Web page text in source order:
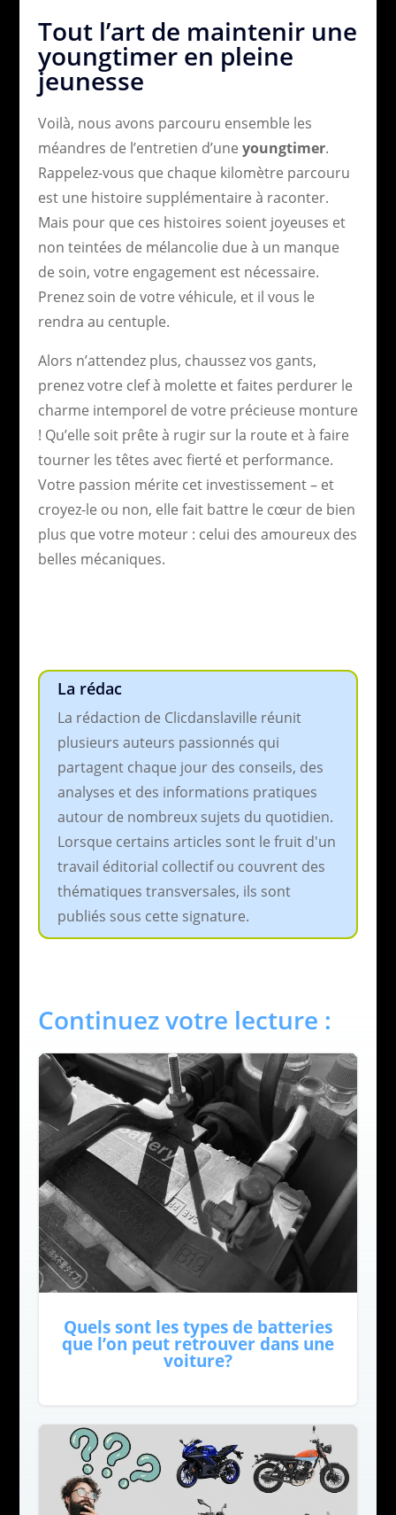
Tout l’art de maintenir une
youngtimer en pleine
jeunesse
Voilà, nous avons parcouru ensemble les
méandres de l’entretien d’une youngtimer.
Rappelez-vous que chaque kilomètre parcouru
est une histoire supplémentaire à raconter.
Mais pour que ces histoires soient joyeuses et
non teintées de mélancolie due à un manque
de soin, votre engagement est nécessaire.
Prenez soin de votre véhicule, et il vous le
rendra au centuple.
Alors n’attendez plus, chaussez vos gants,
prenez votre clef à molette et faites perdurer le
charme intemporel de votre précieuse monture
! Qu’elle soit prête à rugir sur la route et à faire
tourner les têtes avec fierté et performance.
Votre passion mérite cet investissement – et
croyez-le ou non, elle fait battre le cœur de bien
plus que votre moteur : celui des amoureux des
belles mécaniques.
La rédac
La rédaction de Clicdanslaville réunit
plusieurs auteurs passionnés qui
partagent chaque jour des conseils, des
analyses et des informations pratiques
autour de nombreux sujets du quotidien.
Lorsque certains articles sont le fruit d'un
travail éditorial collectif ou couvrent des
thématiques transversales, ils sont
publiés sous cette signature.
Continuez votre lecture :
Quels sont les types de batteries
que l’on peut retrouver dans une
voiture?